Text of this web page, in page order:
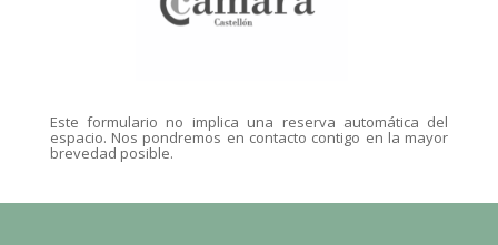
Este formulario no implica una reserva automática del
espacio. Nos pondremos en contacto contigo en la mayor
brevedad posible.